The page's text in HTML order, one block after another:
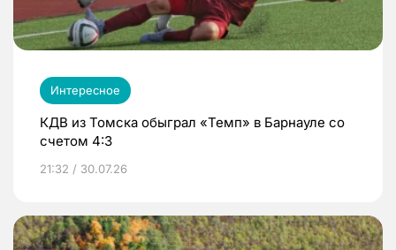
Интересное
КДВ из Томска обыграл «Темп» в Барнауле со
счетом 4:3
21:32 / 30.07.26